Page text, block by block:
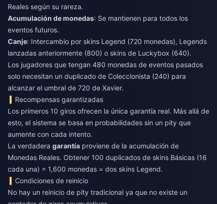
Reales según su rareza.
Acumulación de monedas: Se mantienen para todos los
eventos futuros.
Canje: Intercambio por skins Legend (720 monedas), Legends
lanzadas anteriormente (800) o skins de Luckybox (640).
Los jugadores que tengan 480 monedas de eventos pasados
solo necesitan un duplicado de Coleccionista (240) para
alcanzar el umbral de 720 de Xavier.
Recompensas garantizadas
Los primeros 10 giros ofrecen la única garantía real. Más allá de
esto, el sistema se basa en probabilidades sin un pity que
aumente con cada intento.
La verdadera garantía proviene de la acumulación de
Monedas Reales. Obtener 100 duplicados de skins Básicas (16
cada una) = 1,600 monedas = dos skins Legend.
Condiciones de reinicio
No hay un reinicio de pity tradicional ya que no existe un